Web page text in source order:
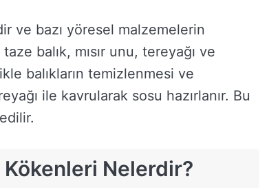
ve bazı yöresel malzemelerin
balık, mısır unu, tereyağı ve
balıkların temizlenmesi ve
ile kavrularak sosu hazırlanır. Bu
Nelerdir?